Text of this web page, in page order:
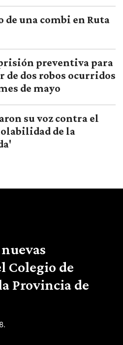
de una combi en Ruta
preventiva para
de dos robos ocurridos
de mayo
su voz contra el
de la
Colegio de
Provincia de